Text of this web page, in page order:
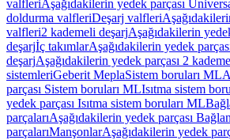
valfleriAşağıdakilerin yedek parçası
doldurma valfleriDeşarj valfleri
valfleri2 kademeli deşarjAşağıdakilerin
deşarjİç takımlarAşağıdakilerin yedek
deşarjAşağıdakilerin yedek parçası 2
sistemleriGeberit MeplaSistem boruları ML
parçası Sistem boruları MLIsıtma sistem
yedek parçası Isıtma sistem boruları ML
parçalarıAşağıdakilerin yedek parçası
parçalarıManşonlarAşağıdakilerin yedek